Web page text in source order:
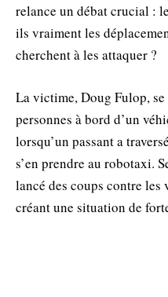
relance un débat crucial :
ils vraiment les
cherchent à les attaquer ?
La victime, Doug Fulop,
personnes à bord d’un
lorsqu’un passant a
s’en prendre au robotaxi.
lancé des coups contre les
créant une situation de